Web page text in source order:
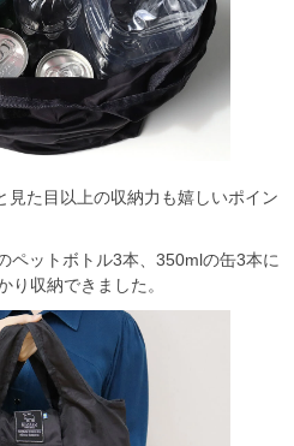
た目以上の収納力も嬉しいポイン
ペットボトル3本、350mlの缶3本に
り収納できました。